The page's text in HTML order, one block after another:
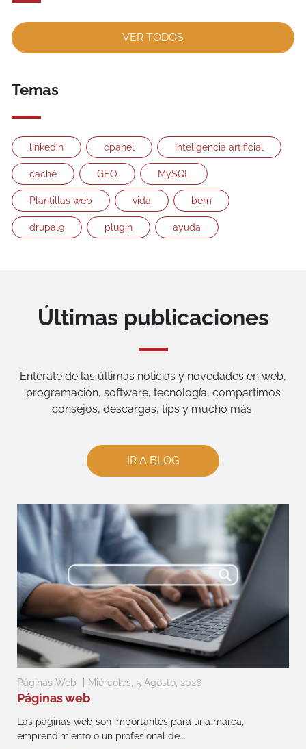
VER TODOS
Temas
linkedin cpanel Inteligencia artificial
caché GEO MySQL
Plantillas web vida bem
drupal9 plugin ayuda
Últimas publicaciones
Entérate de las últimas noticias y novedades en web,
programación, software, tecnología, compartimos
consejos, descargas, tips y mucho más.
IR A BLOG
Páginas Web Miércoles, 5 Agosto, 2026
Páginas web
Las páginas web son importantes para una marca,
emprendimiento o un profesional de...